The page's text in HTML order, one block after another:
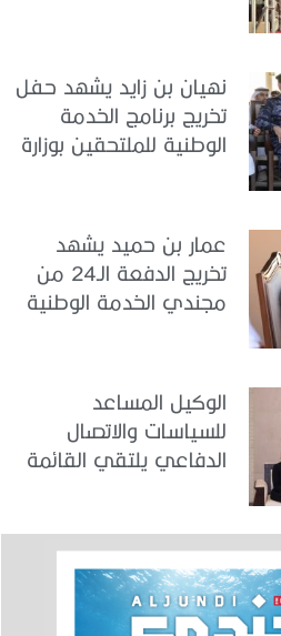
نهيان بن زايد يشهد حفل
تخريج برنامج الخدمة
الوطنية للملتحقين بوزارة
عمار بن حميد يشهد
تخريج الدفعة الـ24 من
مجندي الخدمة الوطنية
الوكيل المساعد
للسياسات والاتصال
الدفاعي يلتقي القائمة